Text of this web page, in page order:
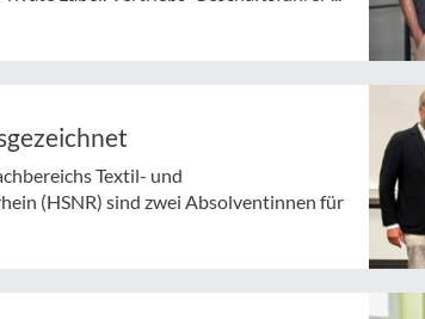
Textil- und
(HSNR) sind zwei Absolventinnen für